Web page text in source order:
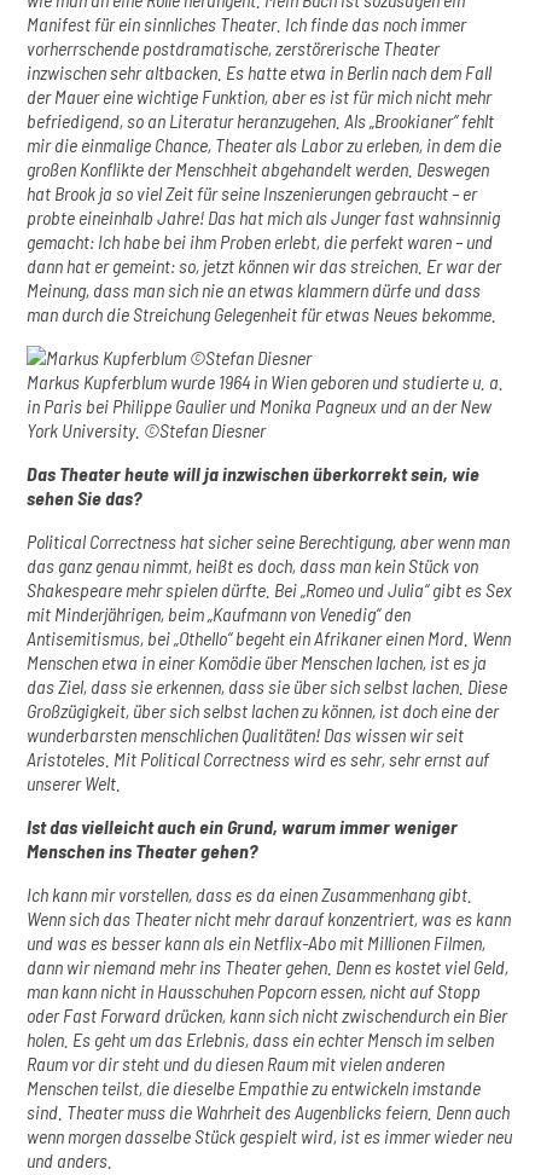
Manifest für ein sinnliches Theater. Ich finde das noch immer
vorherrschende postdramatische, zerstörerische Theater
inzwischen sehr altbacken. Es hatte etwa in Berlin nach dem Fall
der Mauer eine wichtige Funktion, aber es ist für mich nicht mehr
befriedigend, so an Literatur heranzugehen. Als „Brookianer“ fehlt
mir die einmalige Chance, Theater als Labor zu erleben, in dem die
großen Konflikte der Menschheit abgehandelt werden. Deswegen
hat Brook ja so viel Zeit für seine Inszenierungen gebraucht – er
probte eineinhalb Jahre! Das hat mich als Junger fast wahnsinnig
gemacht: Ich habe bei ihm Proben erlebt, die perfekt waren – und
dann hat er gemeint: so, jetzt können wir das streichen. Er war der
Meinung, dass man sich nie an etwas klammern dürfe und dass
man durch die Streichung Gelegenheit für etwas Neues bekomme.
Markus Kupferblum wurde 1964 in Wien geboren und studierte u. a.
in Paris bei Philippe Gaulier und Monika Pagneux und an der New
York University. ©Stefan Diesner
Das Theater heute will ja inzwischen überkorrekt sein, wie
sehen Sie das?
Political Correctness hat sicher seine Berechtigung, aber wenn man
das ganz genau nimmt, heißt es doch, dass man kein Stück von
Shakespeare mehr spielen dürfte. Bei „Romeo und Julia“ gibt es Sex
mit Minderjährigen, beim „Kaufmann von Venedig“ den
Antisemitismus, bei „Othello“ begeht ein Afrikaner einen Mord. Wenn
Menschen etwa in einer Komödie über Menschen lachen, ist es ja
das Ziel, dass sie erkennen, dass sie über sich selbst lachen. Diese
Großzügigkeit, über sich selbst lachen zu können, ist doch eine der
wunderbarsten menschlichen Qualitäten! Das wissen wir seit
Aristoteles. Mit Political Correctness wird es sehr, sehr ernst auf
unserer Welt.
Ist das vielleicht auch ein Grund, warum immer weniger
Menschen ins Theater gehen?
Ich kann mir vorstellen, dass es da einen Zusammenhang gibt.
Wenn sich das Theater nicht mehr darauf konzentriert, was es kann
und was es besser kann als ein Netflix-Abo mit Millionen Filmen,
dann wir niemand mehr ins Theater gehen. Denn es kostet viel Geld,
man kann nicht in Hausschuhen Popcorn essen, nicht auf Stopp
oder Fast Forward drücken, kann sich nicht zwischendurch ein Bier
holen. Es geht um das Erlebnis, dass ein echter Mensch im selben
Raum vor dir steht und du diesen Raum mit vielen anderen
Menschen teilst, die dieselbe Empathie zu entwickeln imstande
sind. Theater muss die Wahrheit des Augenblicks feiern. Denn auch
wenn morgen dasselbe Stück gespielt wird, ist es immer wieder neu
und anders.